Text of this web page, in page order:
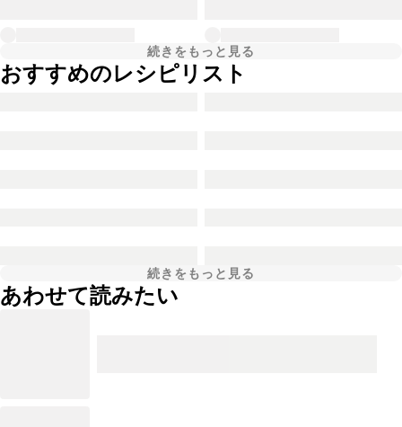
続きをもっと見る
おすすめのレシピリスト
続きをもっと見る
あわせて読みたい